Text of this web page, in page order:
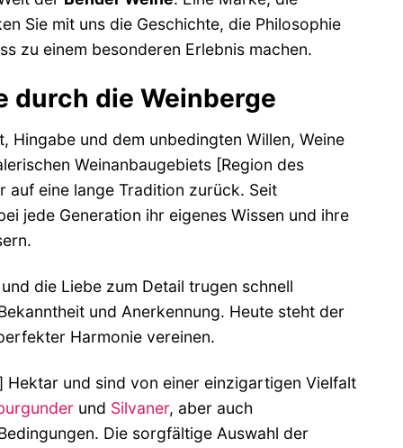
Sie mit uns die Geschichte, die Philosophie
zu einem besonderen Erlebnis machen.
durch die Weinberge
Hingabe und dem unbedingten Willen, Weine
Weinanbaugebiets [Region des
auf eine lange Tradition zurück. Seit
jede Generation ihr eigenes Wissen und ihre
die Liebe zum Detail trugen schnell
und Anerkennung. Heute steht der
Harmonie vereinen.
und sind von einer einzigartigen Vielfalt
und Silvaner, aber auch
Die sorgfältige Auswahl der